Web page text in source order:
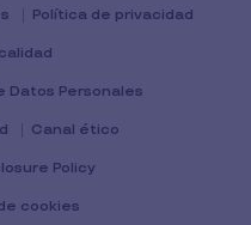
Política de privacidad
Datos Personales
Canal ético
Policy
cookies